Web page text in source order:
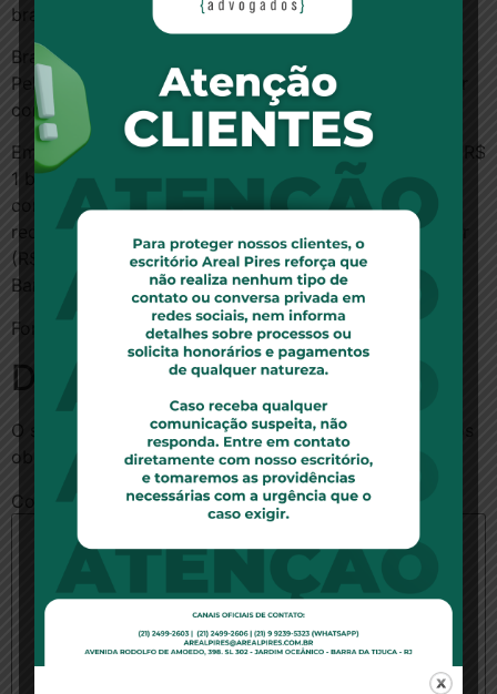
brasileira.
Bradesco supera Caixa em fevereiro
Pelo 4º mês consecutivo, a Caixa foi ultrapassada por
concorrentes na liderança do segmento.
Em fevereiro, a liderança ficou com o Bradesco, com R$
1 bilhão em empréstimos. A Caixa ficou em 2º lugar,
com R$ 783 milhões em crédito imobiliário com
recursos da poupança. Na sequência, estão Santander
(R$ 712 milhões), Itaú Unibanco (R$ 654 milhões) e
Banco do Brasil (R$ 266 milhões)
Fonte:
G1 Economia
Deixe um comentário
O seu endereço de e-mail não será publicado.
obrigatórios são marcados com*
Comentário